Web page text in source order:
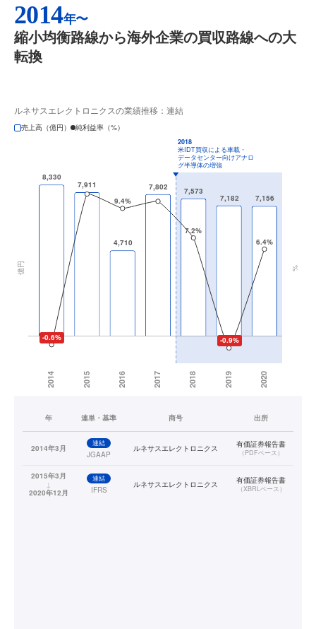
2014年〜
縮小均衡路線から海外企業の買収路線への大
転換
ルネサスエレクトロニクスの業績推移：連結
売上高（億円）
純利益率（%）
年 連単・基準 商号 出所
2014年3月
連結
JGAAP
ルネサスエレクトロニクス 有価証券報告書
（PDFベース）
2015年3月
↓
2020年12月
連結
IFRS
ルネサスエレクトロニクス 有価証券報告書
（XBRLベース）